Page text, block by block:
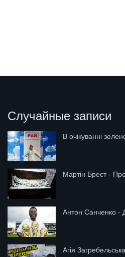
Случайные записи
В очікуванні
Мартін Брест -
Антон Санченко -
Агія